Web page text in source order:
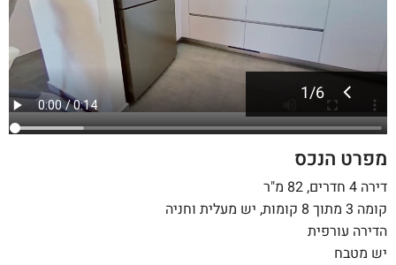
1/6
מפרט הנכס
דירה 4 חדרים, 82 מ"ר
קומה 3 מתוך 8 קומות, יש מעלית וחניה
הדירה עורפית
יש מטבח